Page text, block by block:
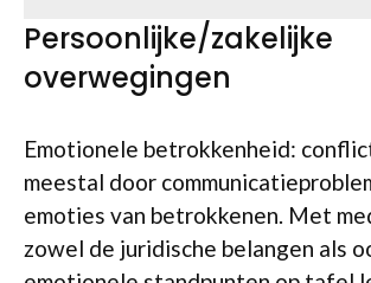
Persoonlijke/zakelijke
overwegingen
Emotionele betrokkenheid:
meestal door
emoties van betrokkenen. Met
zowel de juridische belangen als